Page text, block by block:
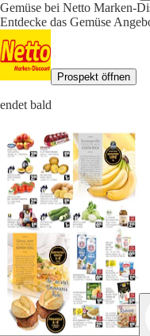
Gemüse bei Netto Marken-
Entdecke das Gemüse
Prospekt öffnen
endet bald